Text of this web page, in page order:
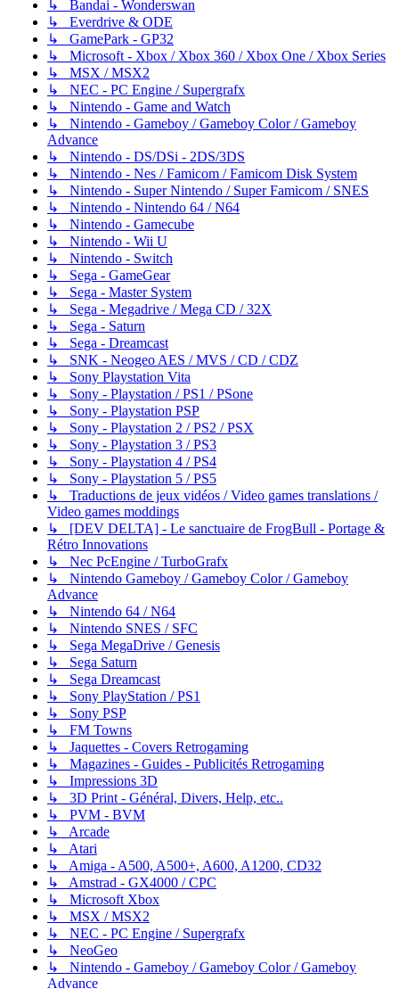
↳ Bandai - Wonderswan
↳ Everdrive & ODE
↳ GamePark - GP32
↳ Microsoft - Xbox / Xbox 360 / Xbox One / Xbox Series
↳ MSX / MSX2
↳ NEC - PC Engine / Supergrafx
↳ Nintendo - Game and Watch
↳ Nintendo - Gameboy / Gameboy Color / Gameboy
Advance
↳ Nintendo - DS/DSi - 2DS/3DS
↳ Nintendo - Nes / Famicom / Famicom Disk System
↳ Nintendo - Super Nintendo / Super Famicom / SNES
↳ Nintendo - Nintendo 64 / N64
↳ Nintendo - Gamecube
↳ Nintendo - Wii U
↳ Nintendo - Switch
↳ Sega - GameGear
↳ Sega - Master System
↳ Sega - Megadrive / Mega CD / 32X
↳ Sega - Saturn
↳ Sega - Dreamcast
↳ SNK - Neogeo AES / MVS / CD / CDZ
↳ Sony Playstation Vita
↳ Sony - Playstation / PS1 / PSone
↳ Sony - Playstation PSP
↳ Sony - Playstation 2 / PS2 / PSX
↳ Sony - Playstation 3 / PS3
↳ Sony - Playstation 4 / PS4
↳ Sony - Playstation 5 / PS5
↳ Traductions de jeux vidéos / Video games translations /
Video games moddings
↳ [DEV DELTA] - Le sanctuaire de FrogBull - Portage &
Rétro Innovations
↳ Nec PcEngine / TurboGrafx
↳ Nintendo Gameboy / Gameboy Color / Gameboy
Advance
↳ Nintendo 64 / N64
↳ Nintendo SNES / SFC
↳ Sega MegaDrive / Genesis
↳ Sega Saturn
↳ Sega Dreamcast
↳ Sony PlayStation / PS1
↳ Sony PSP
↳ FM Towns
↳ Jaquettes - Covers Retrogaming
↳ Magazines - Guides - Publicités Retrogaming
↳ Impressions 3D
↳ 3D Print - Général, Divers, Help, etc..
↳ PVM - BVM
↳ Arcade
↳ Atari
↳ Amiga - A500, A500+, A600, A1200, CD32
↳ Amstrad - GX4000 / CPC
↳ Microsoft Xbox
↳ MSX / MSX2
↳ NEC - PC Engine / Supergrafx
↳ NeoGeo
↳ Nintendo - Gameboy / Gameboy Color / Gameboy
Advance